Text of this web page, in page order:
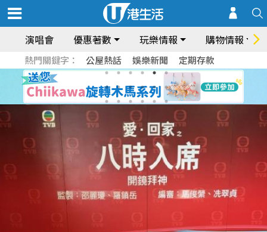
演唱會 優惠著數 玩樂情報 購物情報
熱門關鍵字： 公屋熱話 娛樂新聞 定期存款